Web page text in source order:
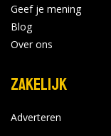
Geef je mening
Blog
Over ons
Zakelijk
Adverteren